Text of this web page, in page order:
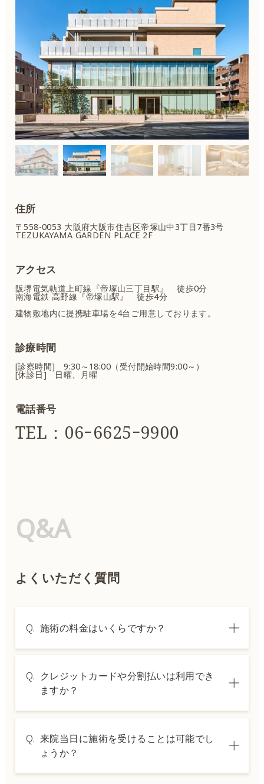
住所
〒558-0053 大阪府大阪市住吉区帝塚山中3丁目7番3号
TEZUKAYAMA GARDEN PLACE 2F
アクセス
阪堺電気軌道上町線『帝塚山三丁目駅』 徒歩0分
南海電鉄 高野線『帝塚山駅』 徒歩4分
建物敷地内に提携駐車場を4台ご用意しております。
診療時間
[診察時間] 9:30～18:00（受付開始時間9:00～）
[休診日] 日曜、月曜
電話番号
TEL：06ｰ6625ｰ9900
Q&A
よくいただく質問
Q. 施術の料金はいくらですか？
は料金表ページをご確認いただくか、カウン
セリングでご案内いたします。
Q. クレジットカードや分割払いは利用でき
ますか？
した分割払いも可能です。詳細は受付スタッ
フにお問い合わせください。
Q. 来院当日に施術を受けることは可能でし
ょうか？